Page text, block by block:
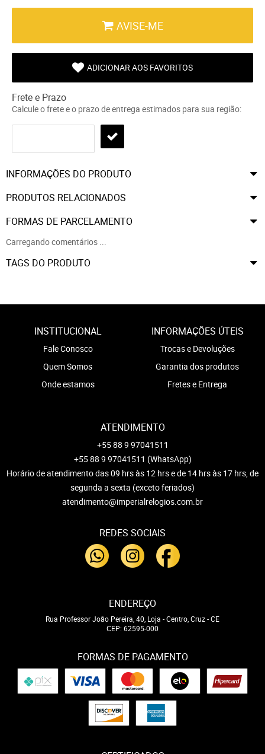
AVISE-ME
ADICIONAR AOS FAVORITOS
Frete e Prazo
Calcule o frete e o prazo de entrega estimados para sua região:
INFORMAÇÕES DO PRODUTO
PRODUTOS RELACIONADOS
FORMAS DE PARCELAMENTO
Carregando comentários ...
TAGS DO PRODUTO
INSTITUCIONAL
Fale Conosco
Quem Somos
Onde estamos
INFORMAÇÕES ÚTEIS
Trocas e Devoluções
Garantia dos produtos
Fretes e Entrega
ATENDIMENTO
+55 88 9 97041511
+55 88 9 97041511 (WhatsApp)
Horário de atendimento das 09 hrs às 12 hrs e de 14 hrs às 17 hrs, de
segunda a sexta (exceto feriados)
atendimento@imperialrelogios.com.br
REDES SOCIAIS
ENDEREÇO
Rua Professor João Pereira, 40, Loja -Centro, Cruz-CE
CEP: 62595-000
FORMAS DE PAGAMENTO